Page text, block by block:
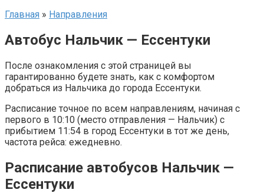
Главная » Направления
Автобус Нальчик — Ессентуки
После ознакомления с этой страницей вы
гарантированно будете знать, как с комфортом
добраться из Нальчика до города Ессентуки.
Расписание точное по всем направлениям, начиная с
первого в 10:10 (место отправления — Нальчик) с
прибытием 11:54 в город Ессентуки в тот же день,
частота рейса: ежедневно.
Расписание автобусов Нальчик —
Ессентуки